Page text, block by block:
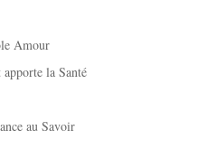
Amour
la Santé
au Savoir